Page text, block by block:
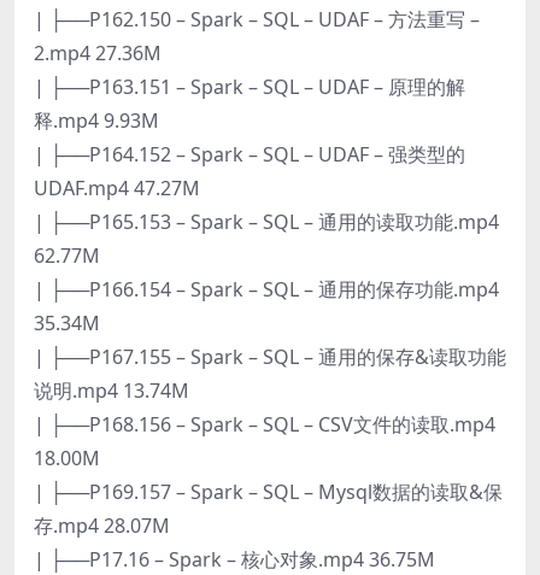
| ├──P162.150 – Spark – SQL – UDAF – 方法重写 –
2.mp4 27.36M
| ├──P163.151 – Spark – SQL – UDAF – 原理的解
释.mp4 9.93M
| ├──P164.152 – Spark – SQL – UDAF – 强类型的
UDAF.mp4 47.27M
| ├──P165.153 – Spark – SQL – 通用的读取功能.mp4
62.77M
| ├──P166.154 – Spark – SQL – 通用的保存功能.mp4
35.34M
| ├──P167.155 – Spark – SQL – 通用的保存&读取功能
说明.mp4 13.74M
| ├──P168.156 – Spark – SQL – CSV文件的读取.mp4
18.00M
| ├──P169.157 – Spark – SQL – Mysql数据的读取&保
存.mp4 28.07M
| ├──P17.16 – Spark – 核心对象.mp4 36.75M